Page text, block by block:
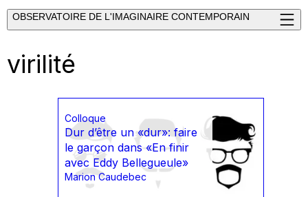
OBSERVATOIRE DE L'IMAGINAIRE CONTEMPORAIN
virilité
Colloque
Dur d’être un «dur»: faire
le garçon dans «En finir
avec Eddy Bellegueule»
Marion Caudebec